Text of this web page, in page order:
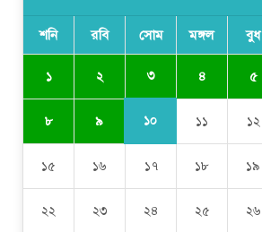
শনি রবি সোম মঙ্গল বুধ
১ ২ ৩ ৪ ৫
৮ ৯ ১০ ১১ ১২
১৫ ১৬ ১৭ ১৮ ১৯
২২ ২৩ ২৪ ২৫ ২৬